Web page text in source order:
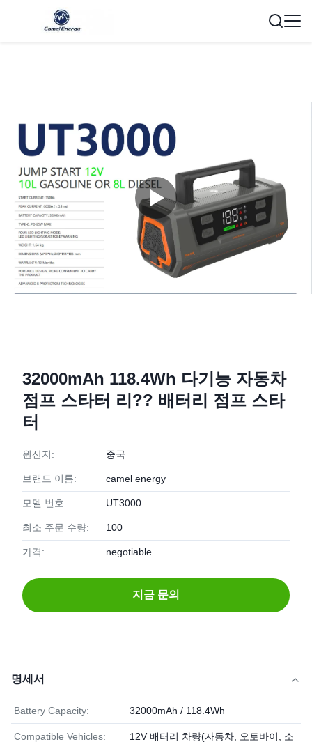
32000mAh 118.4Wh 다기능 자동차
점프 스타터 리?? 배터리 점프 스타
터
원산지: 중국
브랜드 이름: camel energy
모델 번호: UT3000
최소 주문 수량: 100
가격: negotiable
지금 문의
명세서
Battery Capacity: 32000mAh / 118.4Wh
Compatible Vehicles:
12V 배터리 차량(자동차, 오토바이, 소